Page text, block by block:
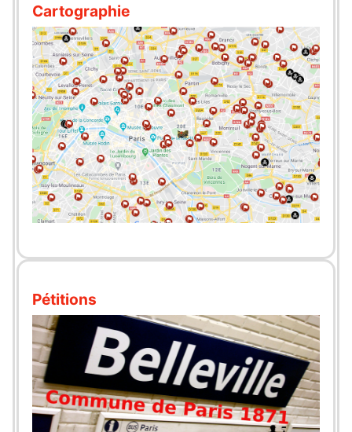
Cartographie
Pétitions